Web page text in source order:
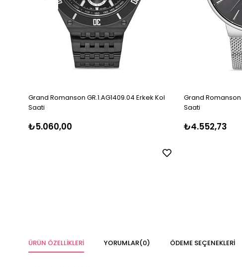
Grand Romanson GR.1.AG1409.04 Erkek Kol
Saati
₺5.060,00
Grand Romanson
Saati
₺4.552,73
ÜRÜN ÖZELLIKLERI YORUMLAR(0) ÖDEME SEÇENEKLERI